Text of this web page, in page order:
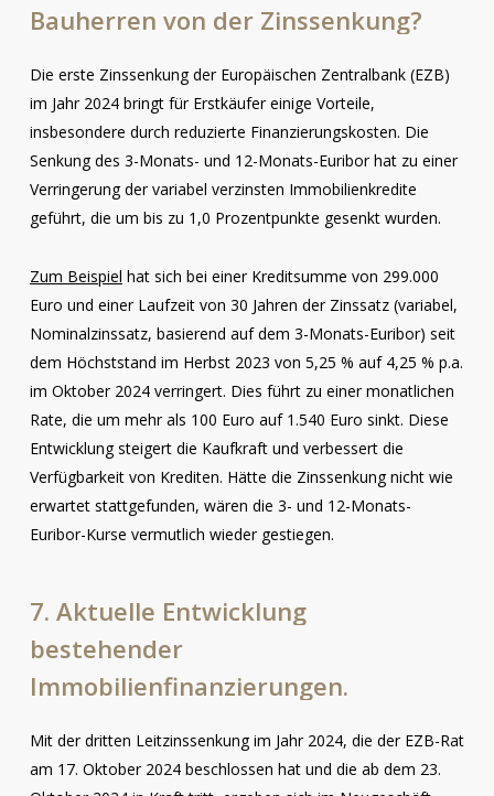
Bauherren von der Zinssenkung?
Die erste Zinssenkung der Europäischen Zentralbank (EZB)
im Jahr 2024 bringt für Erstkäufer einige Vorteile,
insbesondere durch reduzierte Finanzierungskosten. Die
Senkung des 3-Monats- und 12-Monats-Euribor hat zu einer
Verringerung der variabel verzinsten Immobilienkredite
geführt, die um bis zu 1,0 Prozentpunkte gesenkt wurden.
Zum Beispiel hat sich bei einer Kreditsumme von 299.000
Euro und einer Laufzeit von 30 Jahren der Zinssatz (variabel,
Nominalzinssatz, basierend auf dem 3-Monats-Euribor) seit
dem Höchststand im Herbst 2023 von 5,25 % auf 4,25 % p.a.
im Oktober 2024 verringert. Dies führt zu einer monatlichen
Rate, die um mehr als 100 Euro auf 1.540 Euro sinkt. Diese
Entwicklung steigert die Kaufkraft und verbessert die
Verfügbarkeit von Krediten. Hätte die Zinssenkung nicht wie
erwartet stattgefunden, wären die 3- und 12-Monats-
Euribor-Kurse vermutlich wieder gestiegen.
7. Aktuelle Entwicklung
bestehender
Immobilienfinanzierungen.
Mit der dritten Leitzinssenkung im Jahr 2024, die der EZB-Rat
am 17. Oktober 2024 beschlossen hat und die ab dem 23.